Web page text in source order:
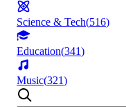
Science & Tech(516)
Education(341)
Music(321)